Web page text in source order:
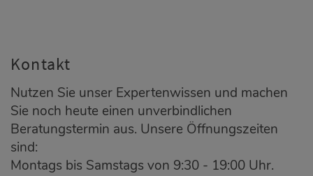
Kontakt
Nutzen Sie unser Expertenwissen und machen
Sie noch heute einen unverbindlichen
Beratungstermin aus. Unsere Öffnungszeiten
sind:
Montags bis Samstags von 9:30 - 19:00 Uhr.